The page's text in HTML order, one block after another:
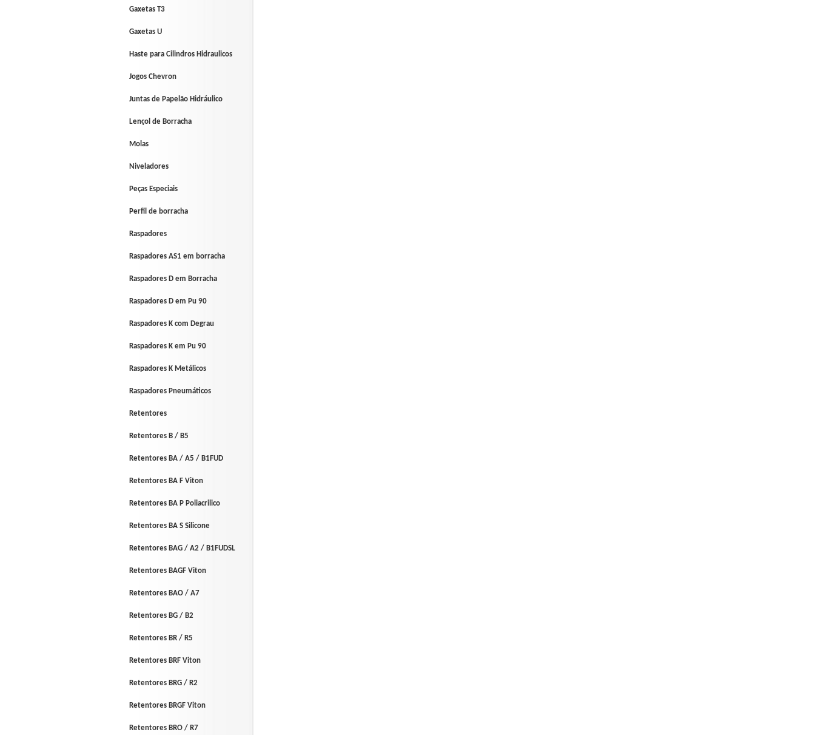
Gaxetas T3
Gaxetas U
Haste para Cilindros Hidraulicos
Jogos Chevron
Juntas de Papelão Hidráulico
Lençol de Borracha
Molas
Niveladores
Peças Especiais
Perfil de borracha
Raspadores
Raspadores AS1 em borracha
Raspadores D em Borracha
Raspadores D em Pu 90
Raspadores K com Degrau
Raspadores K em Pu 90
Raspadores K Metálicos
Raspadores Pneumáticos
Retentores
Retentores B / B5
Retentores BA / A5 / B1FUD
Retentores BA F Viton
Retentores BA P Poliacrilico
Retentores BA S Silicone
Retentores BAG / A2 / B1FUDSL
Retentores BAGF Viton
Retentores BAO / A7
Retentores BG / B2
Retentores BR / R5
Retentores BRF Viton
Retentores BRG / R2
Retentores BRGF Viton
Retentores BRO / R7